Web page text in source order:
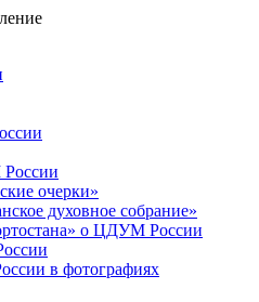
очерки»
духовное собрание»
о ЦДУМ России
в фотографиях